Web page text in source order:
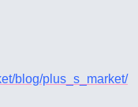
blog/plus_s_market/